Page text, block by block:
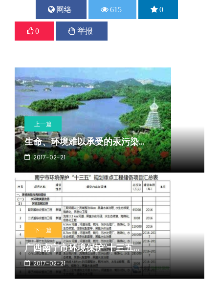
网络 615 0
0 举报
上一篇
生命、环境难以承受的汞污染...
2017-02-21
下一篇
广西南宁市环境保护“十三五...
2017-02-21